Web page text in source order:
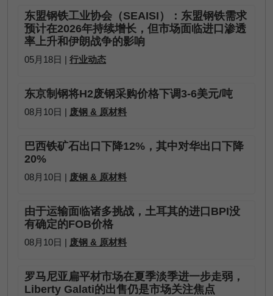
东盟钢铁工业协会（SEAISI）：东盟钢铁需求
预计在2026年持续增长，但市场面临进口渗透
率上升和伊​​朗战争的影响
05月18日 | 行业动态
东京制钢将H2废钢采购价格下调3-6美元/吨
08月10日 | 废钢 & 原材料
巴西铁矿石出口下降12%，其中对华出口下降
20%
08月10日 | 废钢 & 原材料
由于运输面临诸多挑战，土耳其的进口BPI没
有确定的FOB价格
08月10日 | 废钢 & 原材料
罗马尼亚扁平材市场在夏季淡季进一步走弱，
Liberty Galati的出售仍是市场关注焦点